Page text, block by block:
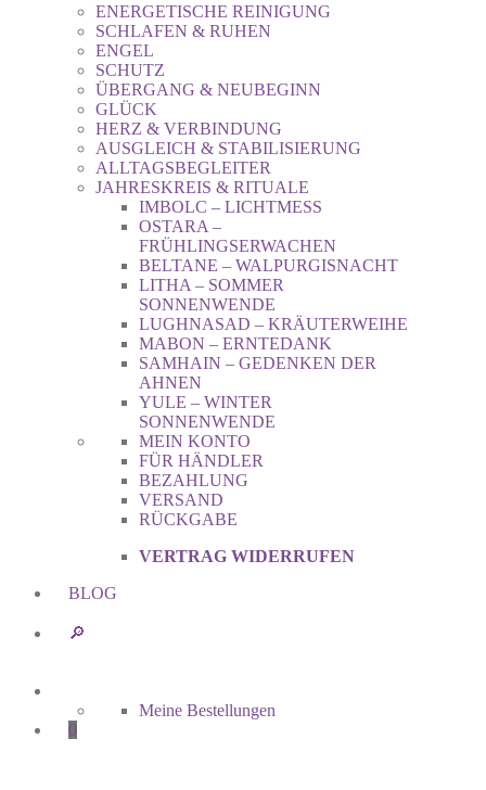
ENERGETISCHE REINIGUNG
SCHLAFEN & RUHEN
ENGEL
SCHUTZ
ÜBERGANG & NEUBEGINN
GLÜCK
HERZ & VERBINDUNG
AUSGLEICH & STABILISIERUNG
ALLTAGSBEGLEITER
JAHRESKREIS & RITUALE
IMBOLC – LICHTMESS
OSTARA –
FRÜHLINGSERWACHEN
BELTANE – WALPURGISNACHT
LITHA – SOMMER
SONNENWENDE
LUGHNASAD – KRÄUTERWEIHE
MABON – ERNTEDANK
SAMHAIN – GEDENKEN DER
AHNEN
YULE – WINTER
SONNENWENDE
MEIN KONTO
FÜR HÄNDLER
BEZAHLUNG
VERSAND
RÜCKGABE
VERTRAG WIDERRUFEN
BLOG
🔎︎
Meine Bestellungen
0